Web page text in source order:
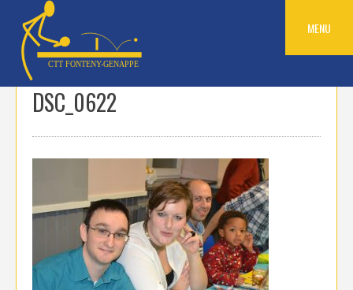
content
MENU
DSC_0622